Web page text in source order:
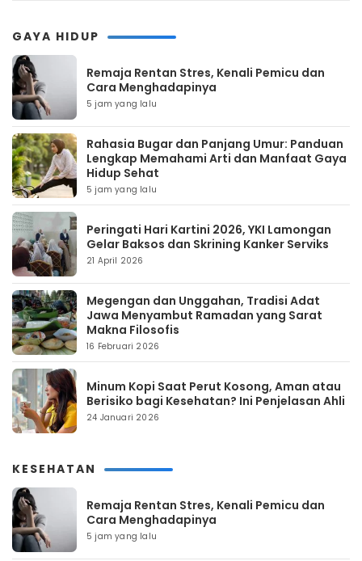
GAYA HIDUP
Remaja Rentan Stres, Kenali Pemicu dan
Cara Menghadapinya
5 jam yang lalu
Rahasia Bugar dan Panjang Umur: Panduan
Lengkap Memahami Arti dan Manfaat Gaya
Hidup Sehat
5 jam yang lalu
Peringati Hari Kartini 2026, YKI Lamongan
Gelar Baksos dan Skrining Kanker Serviks
21 April 2026
Megengan dan Unggahan, Tradisi Adat
Jawa Menyambut Ramadan yang Sarat
Makna Filosofis
16 Februari 2026
Minum Kopi Saat Perut Kosong, Aman atau
Berisiko bagi Kesehatan? Ini Penjelasan Ahli
24 Januari 2026
KESEHATAN
Remaja Rentan Stres, Kenali Pemicu dan
Cara Menghadapinya
5 jam yang lalu